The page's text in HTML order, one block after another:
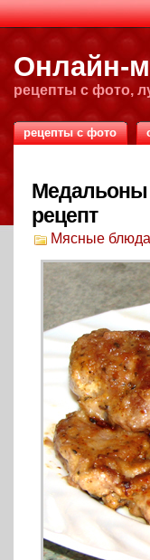
Онлайн-
рецепты с фото,
рецепты с фото
Медальоны
рецепт
Мясные блюда